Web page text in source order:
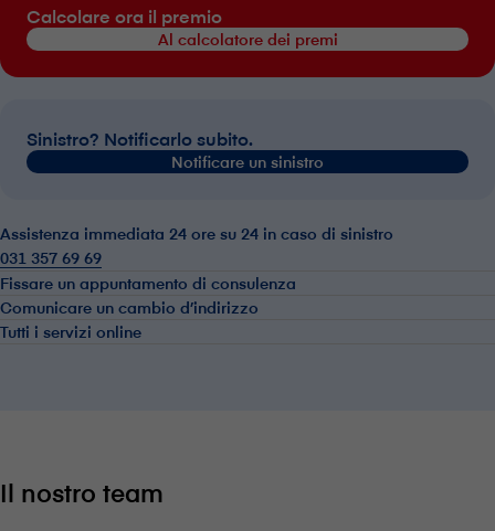
Calcolare ora il premio
Al calcolatore dei premi
Sinistro? Notificarlo subito.
Notificare un sinistro
Assistenza immediata 24 ore su 24 in caso di sinistro
031 357 69 69
Fissare un appuntamento di consulenza
Comunicare un cambio d’indirizzo
Tutti i servizi online
Il nostro team